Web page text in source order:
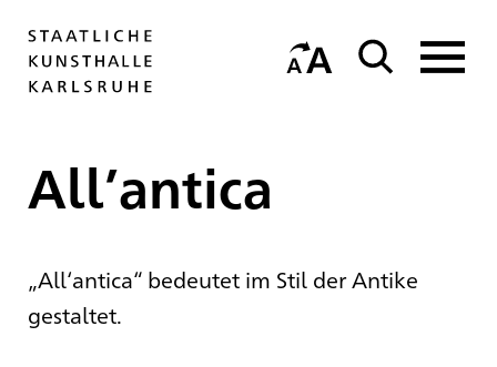
All’antica
„All‘antica“ bedeutet im Stil der Antike
gestaltet.